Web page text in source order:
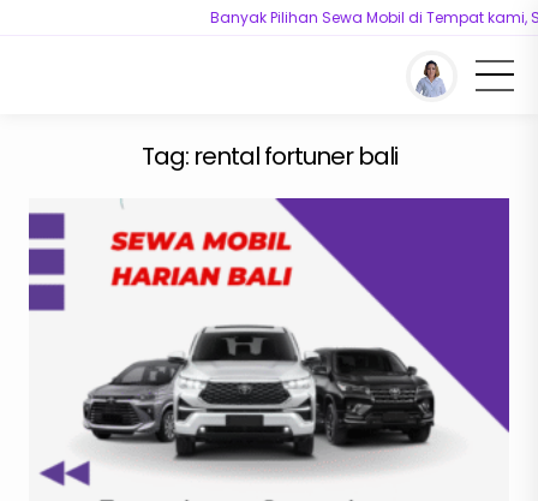
Banyak Pilihan Sewa Mobil di Tempat
Beranda/Tag "rental fortuner bali"
Tag: rental fortuner bali